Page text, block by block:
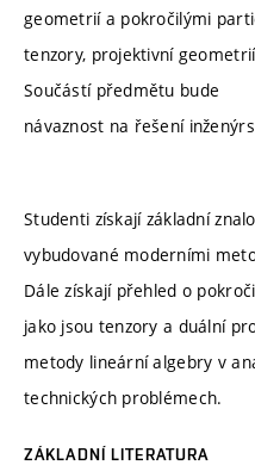
geometrií a pokročilými
tenzory, projektivní
Součástí předmětu bude
návaznost na řešení
Studenti získají základní
vybudované moderními
Dále získají přehled o
jako jsou tenzory a duální
metody lineární algebry v
technických problémech.
ZÁKLADNÍ LITERATURA